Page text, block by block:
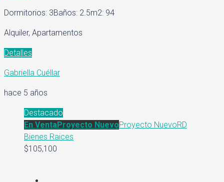
Dormitorios: 3Baños: 2.5m2: 94
Alquiler, Apartamentos
Detalles
Gabriella Cuéllar
hace 5 años
Destacado
En Venta Proyecto NuevoProyecto NuevoRD
Bienes Raices
$105,100